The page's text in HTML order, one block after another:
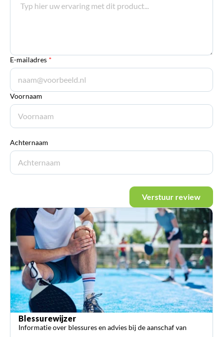
E-mailadres *
Voornaam
Achternaam
Verstuur review
Blessurewijzer
Informatie over blessures en advies bij de aanschaf van